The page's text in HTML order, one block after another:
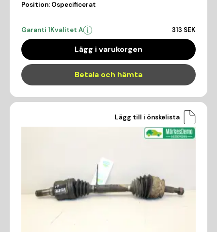
Position: Ospecificerat
Garanti 1Kvalitet A 313 SEK
Lägg i varukorgen
Betala och hämta
Lägg till i önskelista